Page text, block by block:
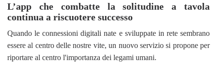
L’app che combatte la solitudine a tavola
continua a riscuotere successo
Quando le connessioni digitali nate e sviluppate in rete sembrano
essere al centro delle nostre vite, un nuovo servizio si propone per
riportare al centro l'importanza dei legami umani.